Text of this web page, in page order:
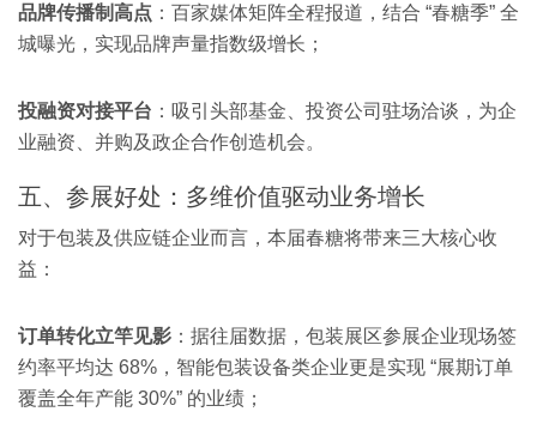
品牌传播制高点 ：百家媒体矩阵全程报道，结合 “春糖季” 全
城曝光，实现品牌声量指数级增长；
投融资对接平台 ：吸引头部基金、投资公司驻场洽谈，为企
业融资、并购及政企合作创造机会。
五、参展好处：多维价值驱动业务增长
对于包装及供应链企业而言，本届春糖将带来三大核心收
益：
订单转化立竿见影 ：据往届数据，包装展区参展企业现场签
约率平均达 68%，智能包装设备类企业更是实现 “展期订单
覆盖全年产能 30%” 的业绩；